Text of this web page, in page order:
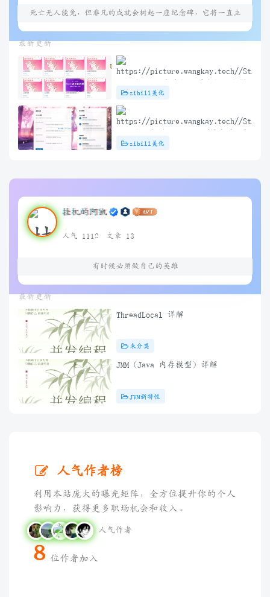
死亡无人能免，但非凡的成就会树起一座纪念碑，它将一直立
到太阳冷却之时
最新更新
式[优化版]
zibill美化
件
zibill美化
挂机的阿凯
人气 1112 文章 13
有时候必须做自己的英雄
最新更新
ThreadLocal 详解
未分类
JMM（Java 内存模型）详解
JVM新特性
人气作者榜
利用本站庞大的曝光矩阵，全方位提升你的个人
影响力，获得更多职场机会和收入。
人气作者
8 位作者加入